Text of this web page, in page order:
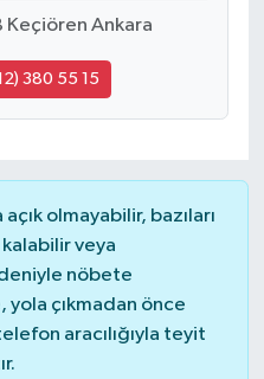
Keçiören Ankara
380 55 15
olmayabilir, bazıları
veya
nöbete
çıkmadan önce
aracılığıyla teyit